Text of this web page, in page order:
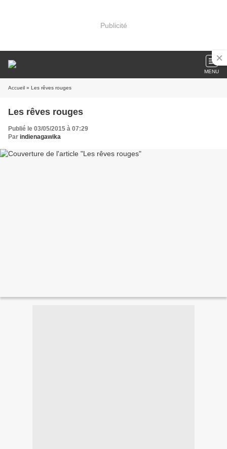
Publicité
MENU
Accueil » Les rêves rouges
Les rêves rouges
Publié le 03/05/2015 à 07:29
Par indienagawika